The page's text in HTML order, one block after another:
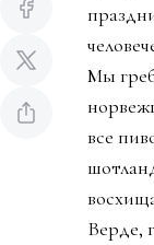
Мы
все
Верде,